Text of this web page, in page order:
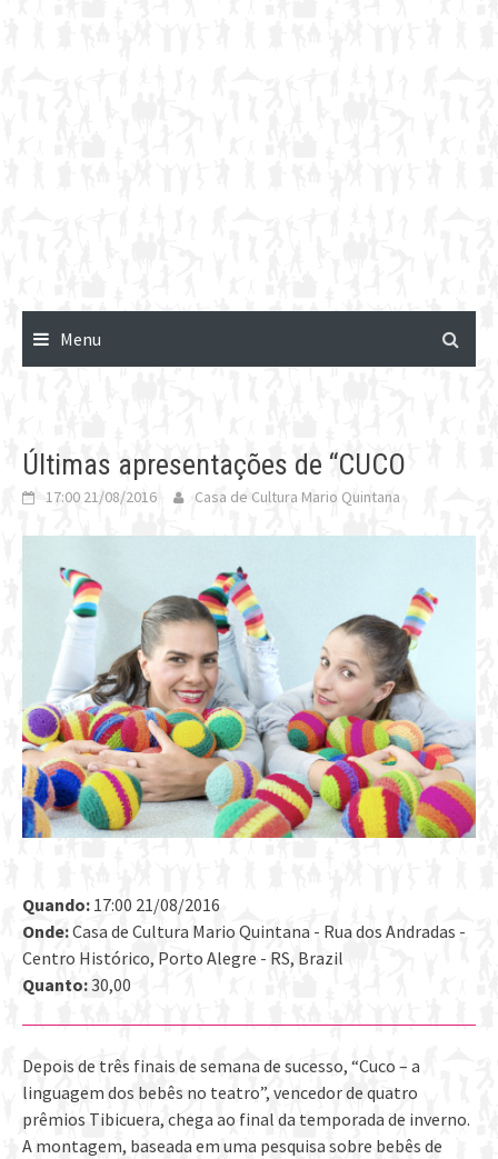
Menu
Últimas apresentações de “CUCO
17:00 21/08/2016 Casa de Cultura Mario Quintana
Quando: 17:00 21/08/2016
Onde:Casa de Cultura Mario Quintana - Rua dos Andradas -
Centro Histórico, Porto Alegre - RS, Brazil
Quanto:30,00
Depois de três finais de semana de sucesso, “Cuco – a
linguagem dos bebês no teatro”, vencedor de quatro
prêmios Tibicuera, chega ao final da temporada de inverno.
A montagem, baseada em uma pesquisa sobre bebês de